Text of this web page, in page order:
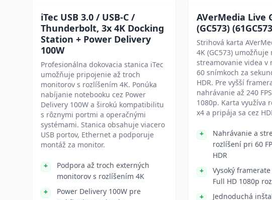
iTec USB 3.0 / USB-C /
Thunderbolt, 3x 4K Docking
Station + Power Delivery
100W
Profesionálna dokovacia stanica iTec
umožňuje pripojenie až troch
monitorov s rozlíšením 4K. Ponúka
nabíjanie notebooku cez Power
Delivery 100W a širokú kompatibilitu
s rôznymi portmi a operačnými
systémami. Stanica obsahuje viacero
USB portov, Ethernet a podporuje
montáž za monitor.
Podpora až troch externých
monitorov s rozlíšením 4K
Power Delivery 100W pre
AVerMedia Live
(GC573)
Strihová karta
4K (GC573)
streamovanie videa v
60 snímkoch za
HDR. Pre vyšší
nahrávanie až 240
1080p. Karta využíva
x4 a pripája sa cez
Nahrávanie a
rozlíšení pri 60
HDR
Vysoký framerate
Full HD 1080p
Jednoduchá